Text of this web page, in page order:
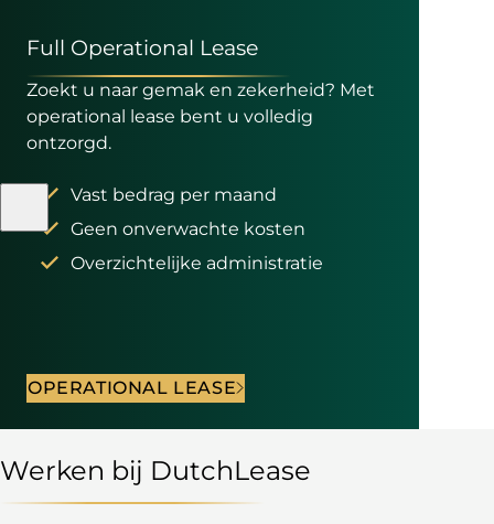
Full Operational Lease
Zoekt u naar gemak en zekerheid? Met
operational lease bent u volledig
ontzorgd.
Vast bedrag per maand
Geen onverwachte kosten
Overzichtelijke administratie
OPERATIONAL LEASE
Werken bij DutchLease